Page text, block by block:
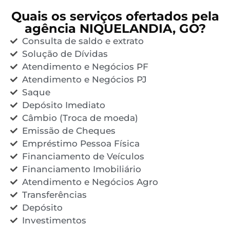
Quais os serviços ofertados pela
agência NIQUELANDIA, GO?
Consulta de saldo e extrato
Solução de Dívidas
Atendimento e Negócios PF
Atendimento e Negócios PJ
Saque
Depósito Imediato
Câmbio (Troca de moeda)
Emissão de Cheques
Empréstimo Pessoa Física
Financiamento de Veículos
Financiamento Imobiliário
Atendimento e Negócios Agro
Transferências
Depósito
Investimentos